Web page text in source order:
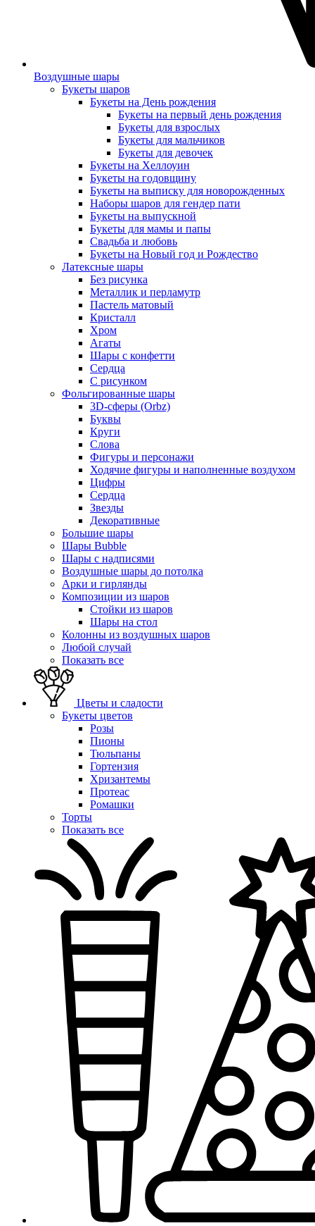
Воздушные шары
Букеты шаров
Букеты на День рождения
Букеты на первый день рождения
Букеты для взрослых
Букеты для мальчиков
Букеты для девочек
Букеты на Хеллоуин
Букеты на годовщину
Букеты на выписку для новорожденных
Наборы шаров для гендер пати
Букеты на выпускной
Букеты для мамы и папы
Свадьба и любовь
Букеты на Новый год и Рождество
Латексные шары
Без рисунка
Металлик и перламутр
Пастель матовый
Кристалл
Хром
Агаты
Шары с конфетти
Сердца
С рисунком
Фольгированные шары
3D-сферы (Orbz)
Буквы
Круги
Слова
Фигуры и персонажи
Ходячие фигуры и наполненные воздухом
Цифры
Сердца
Звезды
Декоративные
Большие шары
Шары Bubble
Шары с надписями
Воздушные шары до потолка
Арки и гирлянды
Композиции из шаров
Стойки из шаров
Шары на стол
Колонны из воздушных шаров
Любой случай
Показать все
Цветы и сладости
Букеты цветов
Розы
Пионы
Тюльпаны
Гортензия
Хризантемы
Протеас
Ромашки
Торты
Показать все